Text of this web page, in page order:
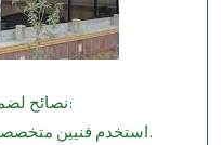
نصائح لضمان التركيب الجيد:
✔ استخدم فنيين متخصصين لضمان التركيب الصحيح.